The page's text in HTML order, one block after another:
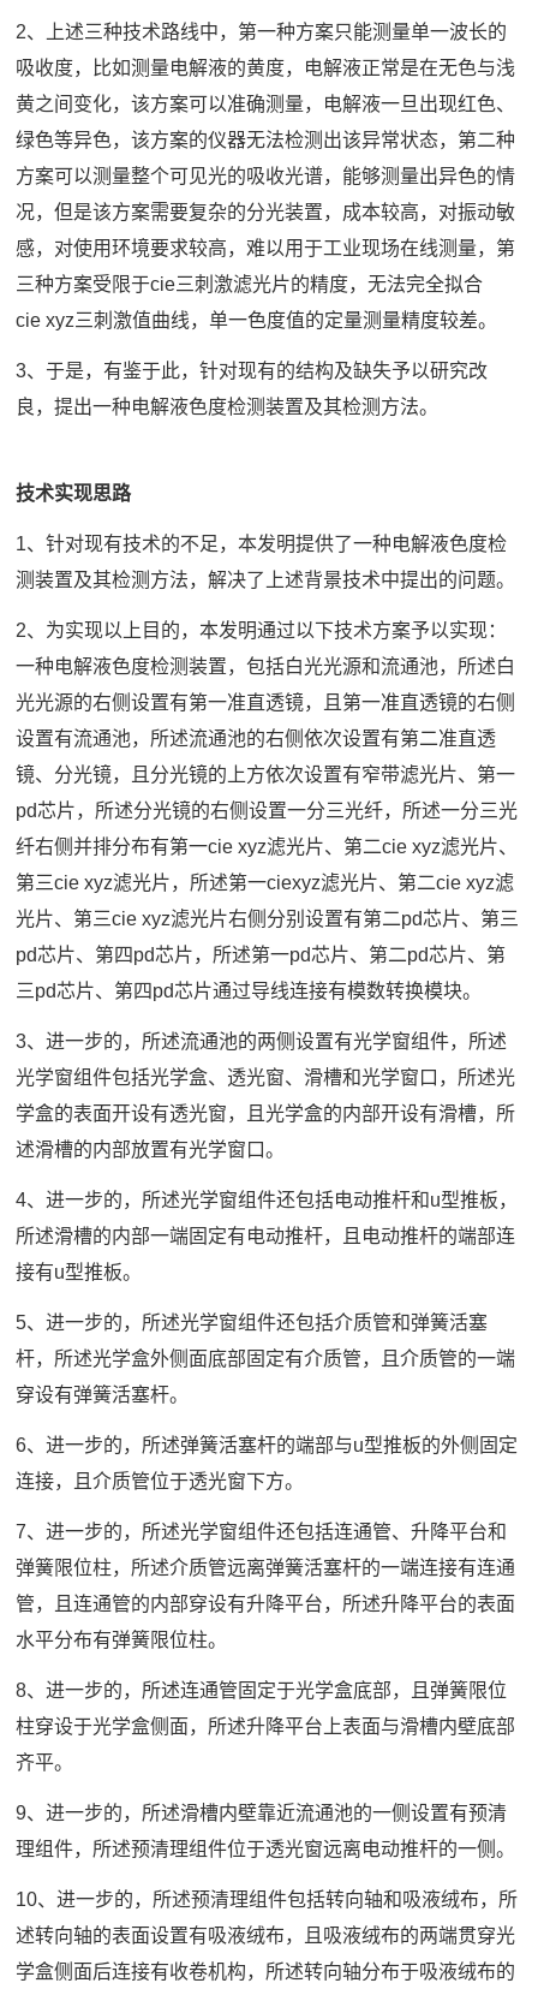
2、上述三种技术路线中，第一种方案只能测量单一波长的
吸收度，比如测量电解液的黄度，电解液正常是在无色与浅
黄之间变化，该方案可以准确测量，电解液一旦出现红色、
绿色等异色，该方案的仪器无法检测出该异常状态，第二种
方案可以测量整个可见光的吸收光谱，能够测量出异色的情
况，但是该方案需要复杂的分光装置，成本较高，对振动敏
感，对使用环境要求较高，难以用于工业现场在线测量，第
三种方案受限于cie三刺激滤光片的精度，无法完全拟合
cie xyz三刺激值曲线，单一色度值的定量测量精度较差。
3、于是，有鉴于此，针对现有的结构及缺失予以研究改
良，提出一种电解液色度检测装置及其检测方法。
技术实现思路
1、针对现有技术的不足，本发明提供了一种电解液色度检
测装置及其检测方法，解决了上述背景技术中提出的问题。
2、为实现以上目的，本发明通过以下技术方案予以实现：
一种电解液色度检测装置，包括白光光源和流通池，所述白
光光源的右侧设置有第一准直透镜，且第一准直透镜的右侧
设置有流通池，所述流通池的右侧依次设置有第二准直透
镜、分光镜，且分光镜的上方依次设置有窄带滤光片、第一
pd芯片，所述分光镜的右侧设置一分三光纤，所述一分三光
纤右侧并排分布有第一cie xyz滤光片、第二cie xyz滤光片、
第三cie xyz滤光片，所述第一ciexyz滤光片、第二cie xyz滤
光片、第三cie xyz滤光片右侧分别设置有第二pd芯片、第三
pd芯片、第四pd芯片，所述第一pd芯片、第二pd芯片、第
三pd芯片、第四pd芯片通过导线连接有模数转换模块。
3、进一步的，所述流通池的两侧设置有光学窗组件，所述
光学窗组件包括光学盒、透光窗、滑槽和光学窗口，所述光
学盒的表面开设有透光窗，且光学盒的内部开设有滑槽，所
述滑槽的内部放置有光学窗口。
4、进一步的，所述光学窗组件还包括电动推杆和u型推板，
所述滑槽的内部一端固定有电动推杆，且电动推杆的端部连
接有u型推板。
5、进一步的，所述光学窗组件还包括介质管和弹簧活塞
杆，所述光学盒外侧面底部固定有介质管，且介质管的一端
穿设有弹簧活塞杆。
6、进一步的，所述弹簧活塞杆的端部与u型推板的外侧固定
连接，且介质管位于透光窗下方。
7、进一步的，所述光学窗组件还包括连通管、升降平台和
弹簧限位柱，所述介质管远离弹簧活塞杆的一端连接有连通
管，且连通管的内部穿设有升降平台，所述升降平台的表面
水平分布有弹簧限位柱。
8、进一步的，所述连通管固定于光学盒底部，且弹簧限位
柱穿设于光学盒侧面，所述升降平台上表面与滑槽内壁底部
齐平。
9、进一步的，所述滑槽内壁靠近流通池的一侧设置有预清
理组件，所述预清理组件位于透光窗远离电动推杆的一侧。
10、进一步的，所述预清理组件包括转向轴和吸液绒布，所
述转向轴的表面设置有吸液绒布，且吸液绒布的两端贯穿光
学盒侧面后连接有收卷机构，所述转向轴分布于吸液绒布的